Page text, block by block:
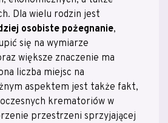
Dla wielu rodzin jest
osobiste pożegnanie,
się na wymiarze
większe znaczenie ma
liczba miejsc na
aspektem jest także fakt,
krematoriów w
przestrzeni sprzyjającej